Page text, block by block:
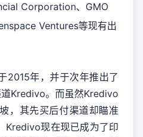
Corporation、GMO
Ventures等现有出
2015年，并于次年推出了
Kredivo。而虽然Kredivo
，其先买后付渠道却瞄准
现在现已成为了印